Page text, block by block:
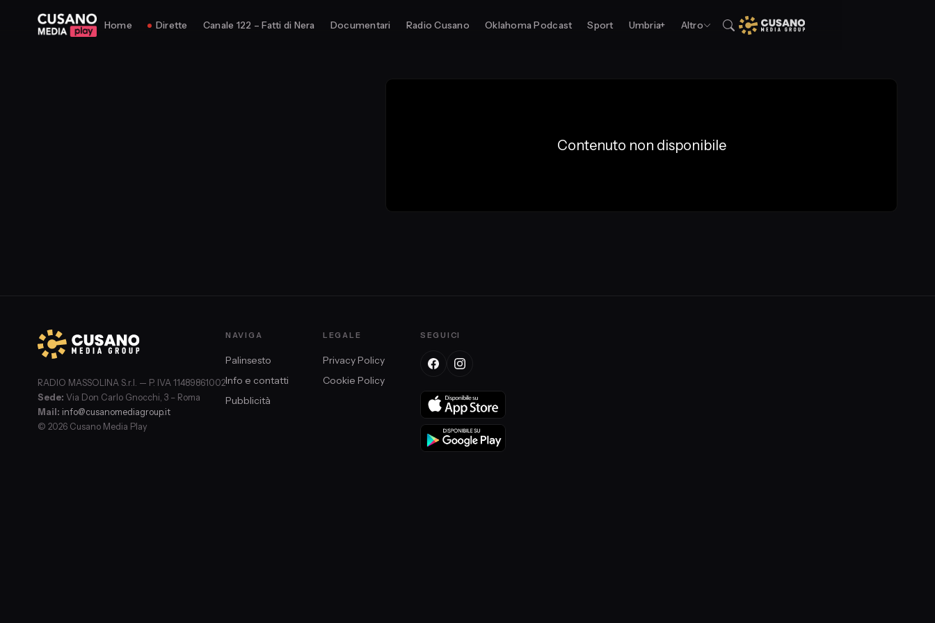
Home Dirette Canale 122 – Fatti di Nera Documentari Radio Cusano Oklahoma Podcast Sport Umbria+ Altro
Contenuto non disponibile
RADIO MASSOLINA S.r.l. — P. IVA 11489861002
Sede: Via Don Carlo Gnocchi, 3 – Roma
Mail: info@cusanomediagroup.it
© 2026 Cusano Media Play
NAVIGA
Palinsesto
Info e contatti
Pubblicità
LEGALE
Privacy Policy
Cookie Policy
SEGUICI